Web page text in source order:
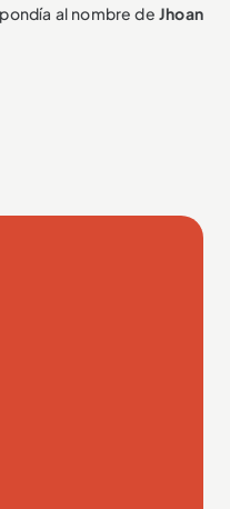
al nombre de Jhoan